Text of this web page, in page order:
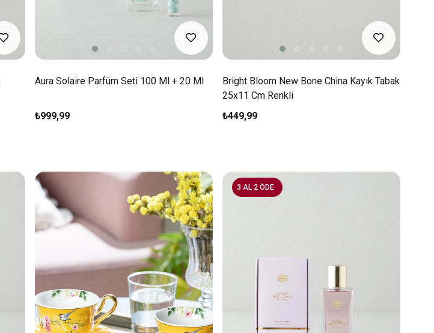
Aura Solaire Parfüm Seti 100 Ml + 20 Ml
₺999,99
Bright Bloom New Bone China Kayık Tabak
25x11 Cm Renkli
₺449,99
3 AL 2 ÖDE